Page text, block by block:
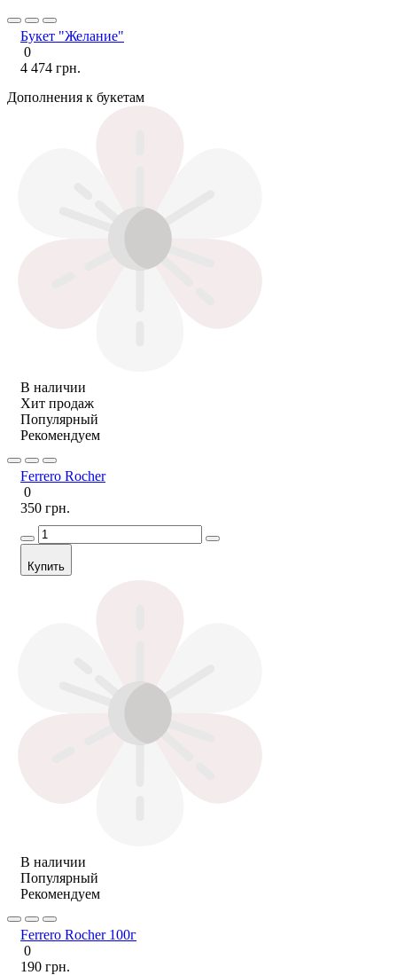
Букет "Желание"
0
4 474 грн.
Дополнения к букетам
В наличии
Хит продаж
Популярный
Рекомендуем
Ferrero Rocher
0
350 грн.
Купить
В наличии
Популярный
Рекомендуем
Ferrero Rocher 100г
0
190 грн.